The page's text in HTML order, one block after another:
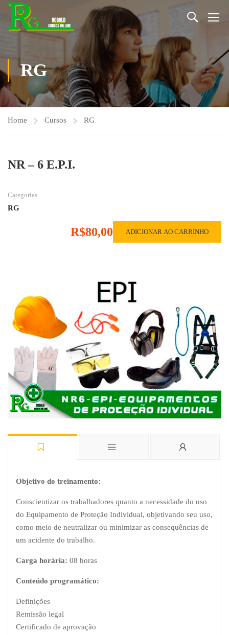
RG
Home Cursos RG
NR – 6 E.P.I.
Categorias
RG
R$80,00 ADICIONAR AO CARRINHO
Objetivo do treinamento:
Conscientizar os trabalhadores quanto a necessidade do uso
do Equipamento de Proteção Individual, objetivando seu uso,
como meio de neutralizar ou minimizar as consequências de
um acidente do trabalho.
Carga horária: 08 horas
Conteúdo programático:
Definições
Remissão legal
Certificado de aprovação